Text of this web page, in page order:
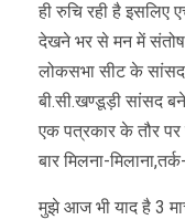
ही रुचि रही है इसलिए
देखने भर से मन में संतोष
लोकसभा सीट के
बी.सी.खण्डूड़ी सांसद
एक पत्रकार के तौर
बार मिलना-
मुझे आज भी याद है 3